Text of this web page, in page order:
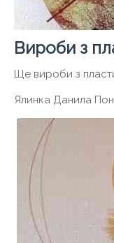
Вироби з
Ще вироби з
Ялинка Данила